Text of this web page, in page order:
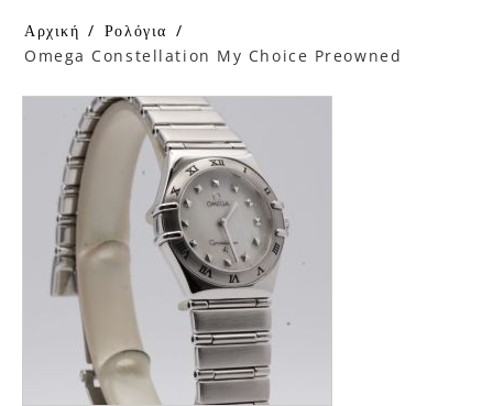
Αρχική / Ρολόγια /
Omega Constellation My Choice Preowned